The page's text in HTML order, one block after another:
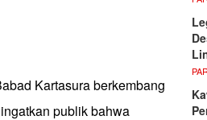
Kartasura berkembang
publik bahwa